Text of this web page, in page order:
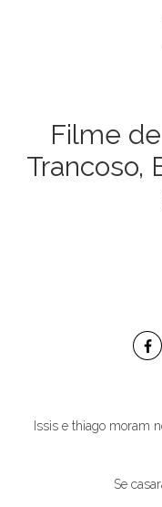
Filme
Trancoso,
Issis e thiago moram
Se